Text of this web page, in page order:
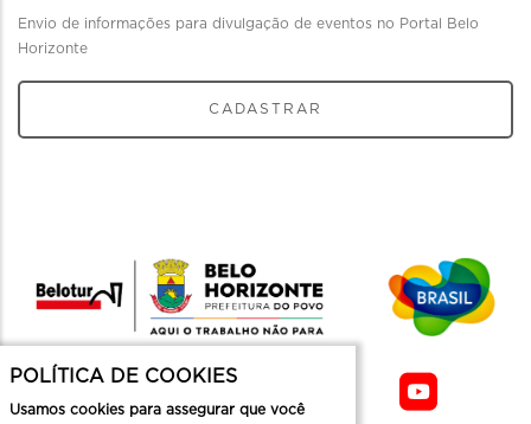
Envio de informações para divulgação de eventos no Portal Belo
Horizonte
CADASTRAR
POLÍTICA DE COOKIES
Usamos cookies para assegurar que você